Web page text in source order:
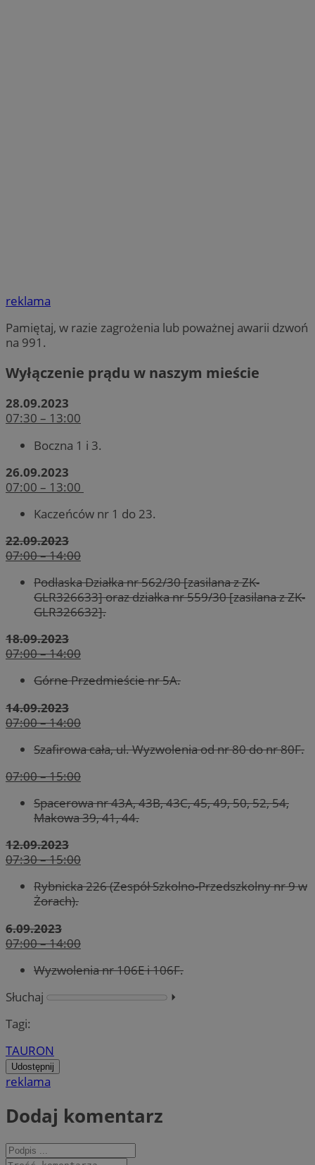
reklama
Pamiętaj, w razie zagrożenia lub poważnej awarii dzwoń
na 991.
Wyłączenie prądu w naszym mieście
28.09.2023
07:30 – 13:00
Boczna 1 i 3.
26.09.2023
07:00 – 13:00
Kaczeńców nr 1 do 23.
22.09.2023
07:00 – 14:00
Podlaska Działka nr 562/30 [zasilana z ZK-
GLR326633] oraz działka nr 559/30 [zasilana z ZK-
GLR326632].
18.09.2023
07:00 – 14:00
Górne Przedmieście nr 5A.
14.09.2023
07:00 – 14:00
Szafirowa cała, ul. Wyzwolenia od nr 80 do nr 80F.
07:00 – 15:00
Spacerowa nr 43A, 43B, 43C, 45, 49, 50, 52, 54,
Makowa 39, 41, 44.
12.09.2023
07:30 – 15:00
Rybnicka 226 (Zespół Szkolno-Przedszkolny nr 9 w
Żorach).
6.09.2023
07:00 – 14:00
Wyzwolenia nr 106E i 106F.
Słuchaj
⏵︎
Tagi:
TAURON
Udostępnij
reklama
Dodaj komentarz